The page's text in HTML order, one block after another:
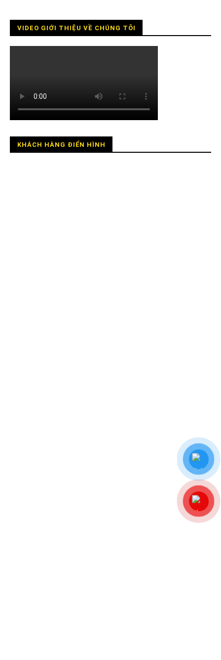
VIDEO GIỚI THIỆU VỀ CHÚNG TÔI
KHÁCH HÀNG ĐIỂN HÌNH